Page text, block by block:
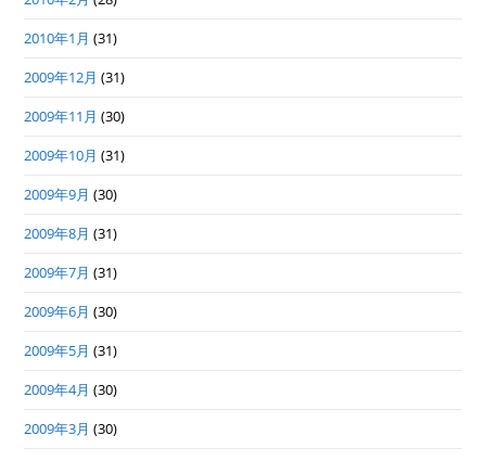
2010年1月 (31)
2009年12月 (31)
2009年11月 (30)
2009年10月 (31)
2009年9月 (30)
2009年8月 (31)
2009年7月 (31)
2009年6月 (30)
2009年5月 (31)
2009年4月 (30)
2009年3月 (30)